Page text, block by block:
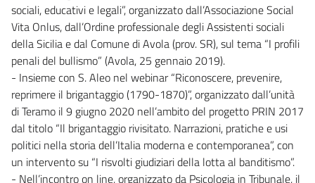
sociali, educativi e legali”, organizzato dall’Associazione Social
Vita Onlus, dall’Ordine professionale degli Assistenti sociali
della Sicilia e dal Comune di Avola (prov. SR), sul tema “I profili
penali del bullismo” (Avola, 25 gennaio 2019).
- Insieme con S. Aleo nel webinar “Riconoscere, prevenire,
reprimere il brigantaggio (1790-1870)”, organizzato dall’unità
di Teramo il 9 giugno 2020 nell’ambito del progetto PRIN 2017
dal titolo “Il brigantaggio rivisitato. Narrazioni, pratiche e usi
politici nella storia dell’Italia moderna e contemporanea”, con
un intervento su “I risvolti giudiziari della lotta al banditismo”.
- Nell’incontro on line, organizzato da Psicologia in Tribunale, il